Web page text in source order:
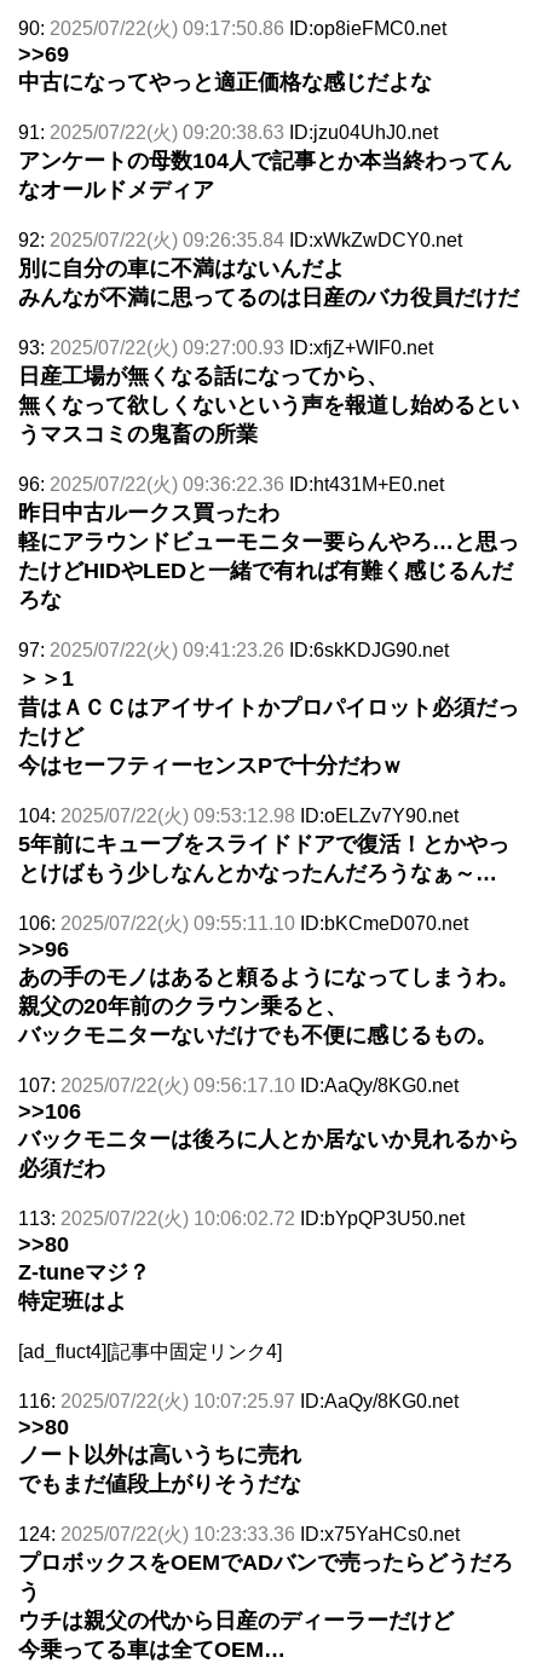
90: 2025/07/22(火) 09:17:50.86 ID:op8ieFMC0.net
>>69
中古になってやっと適正価格な感じだよな
91: 2025/07/22(火) 09:20:38.63 ID:jzu04UhJ0.net
アンケートの母数104人で記事とか本当終わってん
なオールドメディア
92: 2025/07/22(火) 09:26:35.84 ID:xWkZwDCY0.net
別に自分の車に不満はないんだよ
みんなが不満に思ってるのは日産のバカ役員だけだ
93: 2025/07/22(火) 09:27:00.93 ID:xfjZ+WIF0.net
日産工場が無くなる話になってから、
無くなって欲しくないという声を報道し始めるとい
うマスコミの鬼畜の所業
96: 2025/07/22(火) 09:36:22.36 ID:ht431M+E0.net
昨日中古ルークス買ったわ
軽にアラウンドビューモニター要らんやろ…と思っ
たけどHIDやLEDと一緒で有れば有難く感じるんだ
ろな
97: 2025/07/22(火) 09:41:23.26 ID:6skKDJG90.net
＞＞1
昔はＡＣＣはアイサイトかプロパイロット必須だっ
たけど
今はセーフティーセンスPで十分だわｗ
104: 2025/07/22(火) 09:53:12.98 ID:oELZv7Y90.net
5年前にキューブをスライドドアで復活！とかやっ
とけばもう少しなんとかなったんだろうなぁ～…
106: 2025/07/22(火) 09:55:11.10 ID:bKCmeD070.net
>>96
あの手のモノはあると頼るようになってしまうわ。
親父の20年前のクラウン乗ると、
バックモニターないだけでも不便に感じるもの。
107: 2025/07/22(火) 09:56:17.10 ID:AaQy/8KG0.net
>>106
バックモニターは後ろに人とか居ないか見れるから
必須だわ
113: 2025/07/22(火) 10:06:02.72 ID:bYpQP3U50.net
>>80
Z-tuneマジ？
特定班はよ
[ad_fluct4][記事中固定リンク4]
116: 2025/07/22(火) 10:07:25.97 ID:AaQy/8KG0.net
>>80
ノート以外は高いうちに売れ
でもまだ値段上がりそうだな
124: 2025/07/22(火) 10:23:33.36 ID:x75YaHCs0.net
プロボックスをOEMでADバンで売ったらどうだろ
う
ウチは親父の代から日産のディーラーだけど
今乗ってる車は全てOEM…